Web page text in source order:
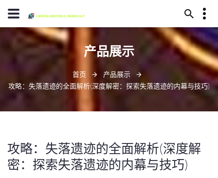
13594780370
毕节市代耳山145号
产品展示
首页
产品展示
攻略：失落遗迹的全面解析(深度解密：探索失落遗迹的内幕与技巧)
攻略：失落遗迹的全面解析(深度解
密：探索失落遗迹的内幕与技巧)